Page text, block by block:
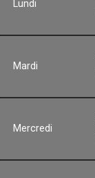
Lundi
Mardi
Mercredi